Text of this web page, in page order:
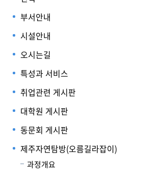
부서안내
시설안내
오시는길
특성과 서비스
취업관련 게시판
대학원 게시판
동문회 게시판
제주자연탐방(오름길라잡이)
과정개요